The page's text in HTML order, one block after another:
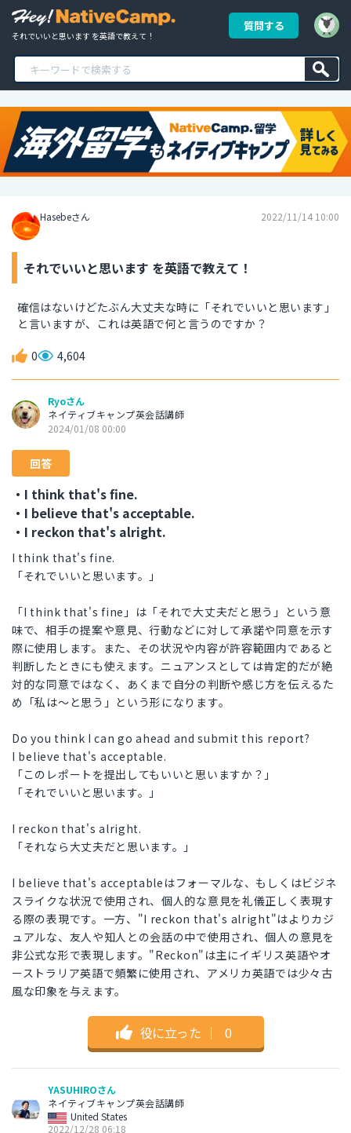
それでいいと思います を英語で教えて！
質問する
Hasebeさん 2022/11/14 10:00
それでいいと思います を英語で教えて！
確信はないけどたぶん大丈夫な時に「それでいいと思います」
と言いますが、これは英語で何と言うのですか？
0 4,604
Ryoさん
ネイティブキャンプ英会話講師
2024/01/08 00:00
回答
・I think that's fine.
・I believe that's acceptable.
・I reckon that's alright.
I think that's fine.
「それでいいと思います。」
「I think that's fine」は「それで大丈夫だと思う」という意
味で、相手の提案や意見、行動などに対して承諾や同意を示す
際に使用します。また、その状況や内容が許容範囲内であると
判断したときにも使えます。ニュアンスとしては肯定的だが絶
対的な同意ではなく、あくまで自分の判断や感じ方を伝えるた
め「私は〜と思う」という形になります。
Do you think I can go ahead and submit this report?
I believe that's acceptable.
「このレポートを提出してもいいと思いますか？」
「それでいいと思います。」
I reckon that's alright.
「それなら大丈夫だと思います。」
I believe that's acceptableはフォーマルな、もしくはビジネ
スライクな状況で使用され、個人的な意見を礼儀正しく表現す
る際の表現です。一方、"I reckon that's alright"はよりカジ
ュアルな、友人や知人との会話の中で使用され、個人の意見を
非公式な形で表現します。"Reckon"は主にイギリス英語やオ
ーストラリア英語で頻繁に使用され、アメリカ英語では少々古
風な印象を与えます。
役に立った ｜ 0
YASUHIROさん
ネイティブキャンプ英会話講師
United States
2022/12/28 06:18